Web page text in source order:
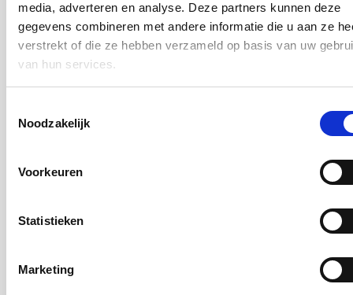
media, adverteren en analyse. Deze partners kunnen deze
gegevens combineren met andere informatie die u aan ze
verstrekt of die ze hebben verzameld op basis van uw
van hun services.
Noodzakelijk
Voorkeuren
Statistieken
Marketing
Kan je ook verbouwen (EBV) in combinatie met oversluiten
Wat als de koopsom de kostengrens overschrijdt en de
Product & Proces